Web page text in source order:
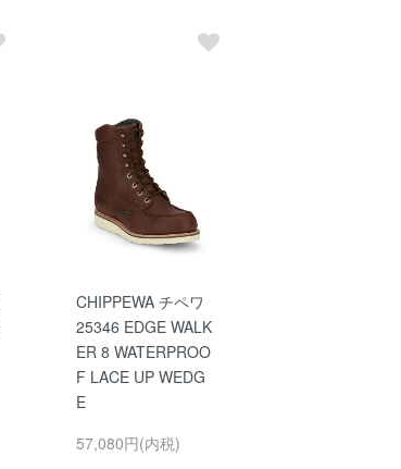
CHIPPEWA チペワ
25346 EDGE WALK
ER 8 WATERPROO
F LACE UP WEDG
E
57,080円(内税)